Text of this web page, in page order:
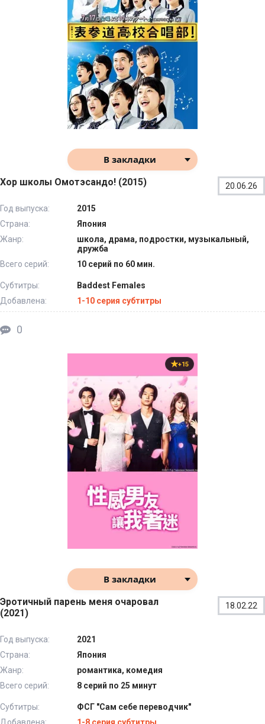
В закладки
Хор школы Омотэсандо! (2015) 20.06.26
Год выпуска:
2015
Страна:
Япония
Жанр:
школа, драма, подростки, музыкальный,
дружба
Всего серий:
10 серий по 60 мин.
Субтитры:
Baddest Females
Добавлена:
1-10 серия субтитры
0
+15
В закладки
Эротичный парень меня очаровал
(2021)
18.02.22
Год выпуска:
2021
Страна:
Япония
Жанр:
романтика, комедия
Всего серий:
8 серий по 25 минут
Субтитры:
ФСГ "Сам себе переводчик"